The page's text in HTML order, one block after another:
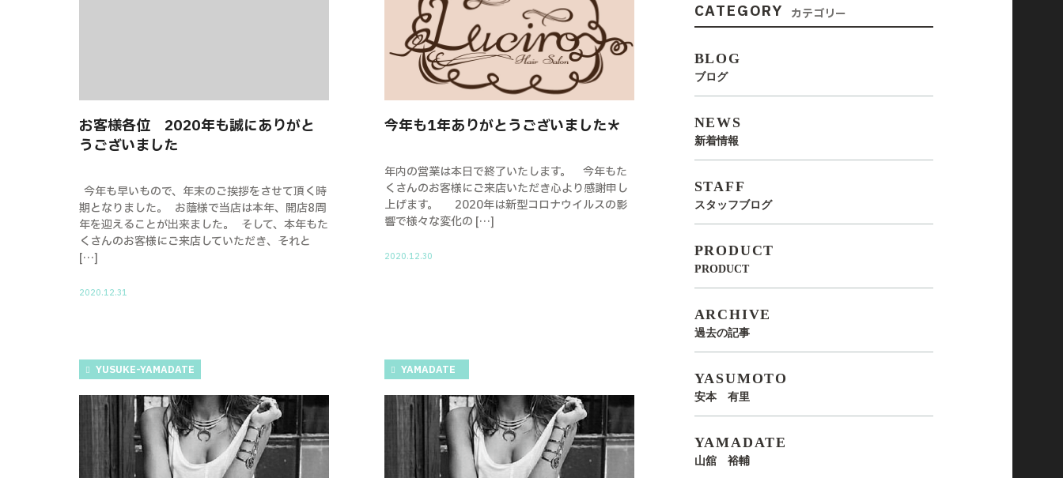
お客様各位 2020年も誠にありがと
うございました
今年も早いもので、年末のご挨拶をさせて頂く時
期となりました。 お蔭様で当店は本年、開店8周
年を迎えることが出来ました。 そして、本年もた
くさんのお客様にご来店していただき、それと
[…]
2020.12.31
今年も1年ありがとうございました＊
年内の営業は本日で終了いたします。 今年もた
くさんのお客様にご来店いただき心より感謝申し
上げます。 2020年は新型コロナウイルスの影
響で様々な変化の […]
2020.12.30
YUSUKE-YAMADATE YAMADATE
CATEGORY カテゴリー
BLOG
ブログ
NEWS
新着情報
STAFF
スタッフブログ
PRODUCT
PRODUCT
ARCHIVE
過去の記事
YASUMOTO
安本 有里
YAMADATE
山舘 裕輔